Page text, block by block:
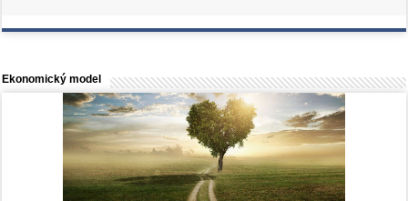
Ekonomický model